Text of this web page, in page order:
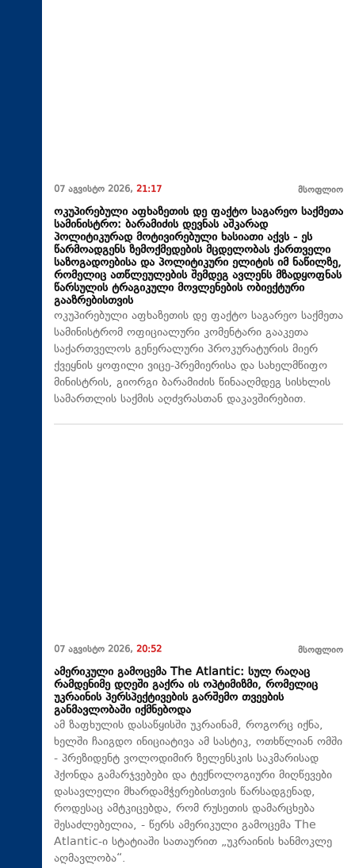
07 აგვისტო 2026, 21:17 მსოფლიო
ოკუპირებული აფხაზეთის დე ფაქტო საგარეო საქმეთა
სამინისტრო: ბარამიძის დევნას აშკარად
პოლიტიკურად მოტივირებული ხასიათი აქვს - ეს
წარმოადგენს ზემოქმედების მცდელობას ქართველი
საზოგადოებისა და პოლიტიკური ელიტის იმ ნაწილზე,
რომელიც ათწლეულების შემდეგ ავლენს მზადყოფნას
წარსულის ტრაგიკული მოვლენების ობიექტური
გააზრებისთვის
ოკუპირებული აფხაზეთის დე ფაქტო საგარეო საქმეთა
სამინისტრომ ოფიციალური კომენტარი გააკეთა
საქართველოს გენერალური პროკურატურის მიერ
ქვეყნის ყოფილი ვიცე-პრემიერისა და სახელმწიფო
მინისტრის, გიორგი ბარამიძის წინააღმდეგ სისხლის
სამართლის საქმის აღძვრასთან დაკავშირებით.
07 აგვისტო 2026, 20:52 მსოფლიო
ამერიკული გამოცემა The Atlantic: სულ რაღაც
რამდენიმე დღეში გაქრა ის ოპტიმიზმი, რომელიც
უკრაინის პერსპექტივების გარშემო თვეების
განმავლობაში იქმნებოდა
ამ ზაფხულის დასაწყისში უკრაინამ, როგორც იქნა,
ხელში ჩაიგდო ინიციატივა ამ სასტიკ, ოთხწლიან ომში
- პრეზიდენტ ვოლოდიმირ ზელენსკის საკმარისად
ჰქონდა გამარჯვებები და ტექნოლოგიური მიღწევები
დასავლელი მხარდამჭერებისთვის წარსადგენად,
როდესაც ამტკიცებდა, რომ რუსეთის დამარცხება
შესაძლებელია, - წერს ამერიკული გამოცემა The
Atlantic-ი სტატიაში სათაურით „უკრაინის ხანმოკლე
აღმავლობა“.